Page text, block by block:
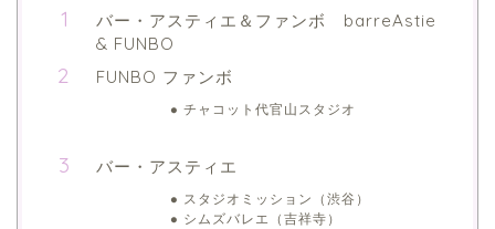
バー・アスティエ＆ファンボ barreAstie
& FUNBO
FUNBO ファンボ
チャコット代官山スタジオ
バー・アスティエ
スタジオミッション（渋谷）
シムズバレエ（吉祥寺）